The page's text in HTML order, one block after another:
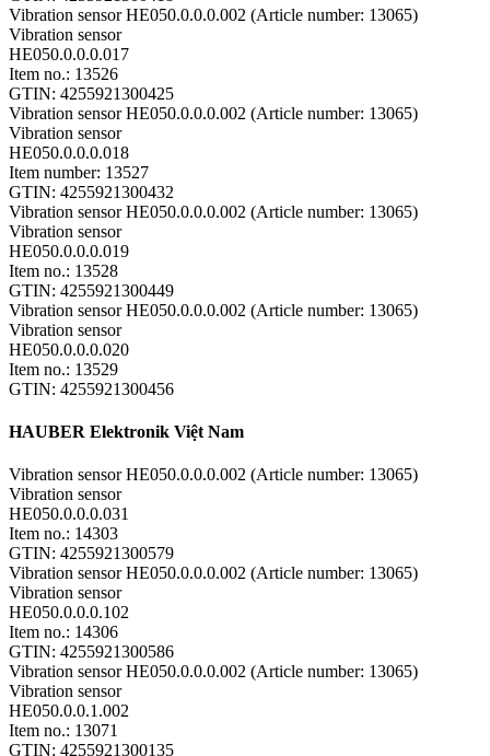
Vibration sensor HE050.0.0.0.002 (Article number: 13065)
Vibration sensor
HE050.0.0.0.017
Item no.: 13526
GTIN: 4255921300425
Vibration sensor HE050.0.0.0.002 (Article number: 13065)
Vibration sensor
HE050.0.0.0.018
Item number: 13527
GTIN: 4255921300432
Vibration sensor HE050.0.0.0.002 (Article number: 13065)
Vibration sensor
HE050.0.0.0.019
Item no.: 13528
GTIN: 4255921300449
Vibration sensor HE050.0.0.0.002 (Article number: 13065)
Vibration sensor
HE050.0.0.0.020
Item no.: 13529
GTIN: 4255921300456
HAUBER Elektronik Việt Nam
Vibration sensor HE050.0.0.0.002 (Article number: 13065)
Vibration sensor
HE050.0.0.0.031
Item no.: 14303
GTIN: 4255921300579
Vibration sensor HE050.0.0.0.002 (Article number: 13065)
Vibration sensor
HE050.0.0.0.102
Item no.: 14306
GTIN: 4255921300586
Vibration sensor HE050.0.0.0.002 (Article number: 13065)
Vibration sensor
HE050.0.0.1.002
Item no.: 13071
GTIN: 4255921300135